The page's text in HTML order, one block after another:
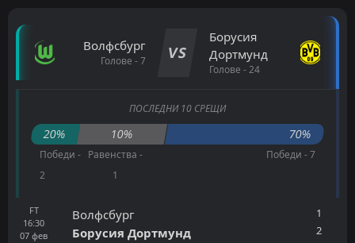
Волфсбург
Голове - 7 VS
Борусия
Дортмунд
Голове - 24
ПОСЛЕДНИ 10 СРЕЩИ
20% 10% 70%
Победи -
2
Равенства -
1
Победи - 7
FT
16:30
07 фев
Волфсбург
Борусия Дортмунд
1
2